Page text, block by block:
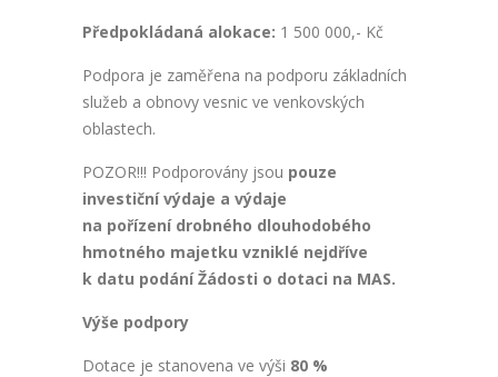
Předpokládaná alokace: 1 500 000,- Kč
Podpora je zaměřena na podporu základních
služeb a obnovy vesnic ve venkovských
oblastech.
POZOR!!! Podporovány jsou pouze
investiční výdaje a výdaje
na pořízení drobného dlouhodobého
hmotného majetku vzniklé nejdříve
k datu podání Žádosti o dotaci na MAS.
Výše podpory
Dotace je stanovena ve výši 80 %